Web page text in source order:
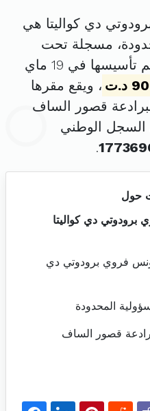
دي كواليتا هي
مسجلة تحت
. تم تأسيسها في 19 ماي
د.ت
، ويقع مقرها
قصور الساف
الوطني
.
حول
دي كواليتا
فروي برودوتي دي
المحدودة
قصور الساف